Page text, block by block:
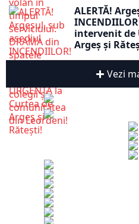
ALERTĂ!
intervenit de
Argeș și
Vezi